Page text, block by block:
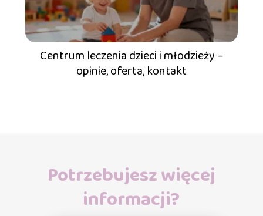
Centrum leczenia dzieci i młodzieży –
opinie, oferta, kontakt
Potrzebujesz więcej
informacji?